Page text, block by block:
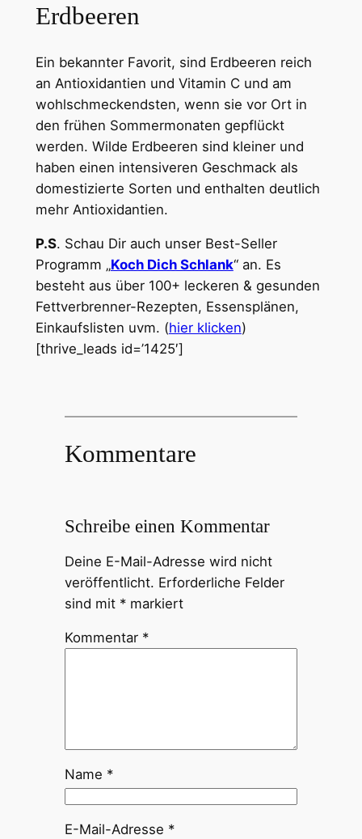
Erdbeeren
Ein bekannter Favorit, sind Erdbeeren reich
an Antioxidantien und Vitamin C und am
wohlschmeckendsten, wenn sie vor Ort in
den frühen Sommermonaten gepflückt
werden. Wilde Erdbeeren sind kleiner und
haben einen intensiveren Geschmack als
domestizierte Sorten und enthalten deutlich
mehr Antioxidantien.
P.S. Schau Dir auch unser Best-Seller
Programm „Koch Dich Schlank“ an. Es
besteht aus über 100+ leckeren & gesunden
Fettverbrenner-Rezepten, Essensplänen,
Einkaufslisten uvm. (hier klicken)
[thrive_leads id=’1425′]
Kommentare
Schreibe einen Kommentar
Deine E-Mail-Adresse wird nicht
veröffentlicht. Erforderliche Felder
sind mit *markiert
Kommentar *
Name *
E-Mail-Adresse *